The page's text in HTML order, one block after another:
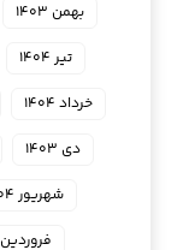
بهمن ۱۴۰۳
تیر ۱۴۰۴
خرداد ۱۴۰۴
دی ۱۴۰۳
شهریور ۱۴۰۴
فروردین ۱۴۰۵